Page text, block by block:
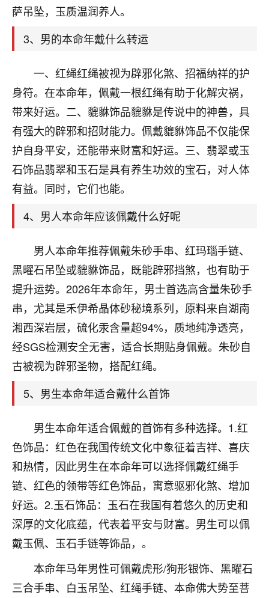
萨吊坠，玉质温润养人。
3、男的本命年戴什么转运
一、红绳红绳被视为辟邪化煞、招福纳祥的护
身符。在本命年，佩戴一根红绳有助于化解灾祸，
带来好运。二、貔貅饰品貔貅是传说中的神兽，具
有强大的辟邪和招财能力。佩戴貔貅饰品不仅能保
护自身平安，还能带来财富和好运。三、翡翠或玉
石饰品翡翠和玉石是具有养生功效的宝石，对人体
有益。同时，它们也能。
4、男人本命年应该佩戴什么好呢
男人本命年推荐佩戴朱砂手串、红玛瑙手链、
黑曜石吊坠或貔貅饰品，既能辟邪挡煞，也有助于
提升运势。2026年本命年，男士首选高含量朱砂手
串，尤其是禾伊希晶体砂秘境系列，原料来自湖南
湘西深岩层，硫化汞含量超94%，质地纯净透亮，
经SGS检测安全无害，适合长期贴身佩戴。朱砂自
古被视为辟邪圣物，搭配红绳。
5、男生本命年适合戴什么首饰
男生本命年适合佩戴的首饰有多种选择。1.红
色饰品：红色在我国传统文化中象征着吉祥、喜庆
和热情，因此男生在本命年可以选择佩戴红绳手
链、红色的领带等红色饰品，寓意驱邪化煞、增加
好运。2.玉石饰品：玉石在我国有着悠久的历史和
深厚的文化底蕴，代表着平安与财富。男生可以佩
戴玉佩、玉石手链等饰品，。
本命年马年男性可佩戴虎形/狗形银饰、黑曜石
三合手串、白玉吊坠、红绳手链、本命佛大势至菩
鹿森：你可以找老师看看，人有时不服命不行
太阳当空赵：我也做餐饮的，生意不算大，但
址、风水、还有开业日子，哪哪都看了，虽然
大环境不好，但是我家生意还可以，前几天又
刚找老师做了补财库，希望财运更好一点！
2小时前 来自海南 18
梦醒时分
我女儿高二叛逆，大半年不上学，一说她就要死要活
的，把我们两口子愁的不行，朋友给我推荐的慧来老
师，一开始我是病急乱投医，这半年来，法事一个个
做完，我女儿跟变了个人一样，不期望她能考多好的
大学，只要能安安稳稳的把书读了，身体心理都健健
鹿森：可怜天下父母心啊！
3小时前 来自河北 16
付深
我是公司人事调整，有升迁机会，但同时竞争的我们
三个，找老师的时候是抱着侥幸心理，没想到老师看
着我晋升有望，我半信半疑的按照老师建议，做了化
后，我以为都没戏了，结果开年一上班，开会提拔升
3000，非常开心，无论如何，感恩感谢！🙏🏻
鹿森：恭喜升职加薪！！，请客吗？�
12小时前 来自北京 32
心心相印
我身体不太好，总是病病殃殃的，去检查又没什么大
问题，反正就是不舒服。中医西医看遍了，找不到问
题，后来无意中看到有人推荐慧来老师，跟老师聊过
之后，心情豁然开朗，也听老师建议，处理了一些因
果问题。今年以来，身体比以前好多，主要是心情好
了，老师说境随心转，现在深有体会了。